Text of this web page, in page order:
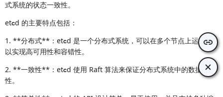
式系统的状态一致性。
etcd 的主要特点包括：
1. **分布式**：etcd 是一个分布式系统，可以在多个节点上运行，
以实现高可用性和容错性。
2. **一致性**：etcd 使用 Raft 算法来保证分布式系统中的数据一致
性。